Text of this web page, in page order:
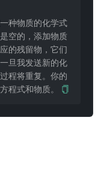
种物质的化学式
空的，添加物质
的残留物，它们
旦我发送新的化
程将重复。你的
程式和物质。